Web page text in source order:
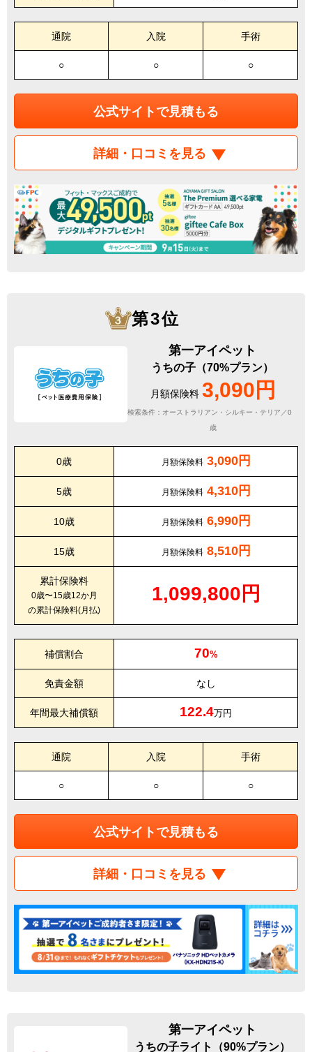
通院 入院 手術
○ ○ ○
公式サイトで見積もる
詳細・口コミを見る
第3位
第一アイペット
うちの子（70%プラン）
月額保険料 3,090円
検索条件：オーストラリアン・シルキー・テリア／0
歳
0歳 月額保険料 3,090円
5歳 月額保険料 4,310円
10歳 月額保険料 6,990円
15歳 月額保険料 8,510円
累計保険料
0歳〜15歳12か月
の累計保険料(月払)
1,099,800円
補償割合 70%
免責金額 なし
年間最大補償額 122.4万円
通院 入院 手術
○ ○ ○
公式サイトで見積もる
詳細・口コミを見る
第一アイペット
うちの子ライト（90%プラン）